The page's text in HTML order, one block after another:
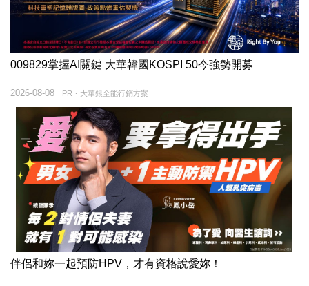
009829掌握AI關鍵 大華韓國KOSPI 50今強勢開募
PR・大華銀全能行銷方案
2026-08-08
伴侶和妳一起預防HPV，才有資格說愛妳！